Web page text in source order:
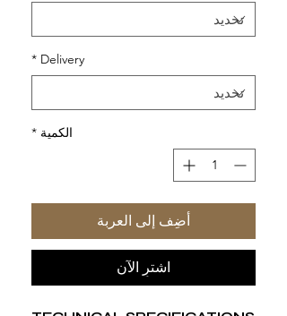
Delivery
*
الكمية *
أضِف إلى العربة
اشترِ الآن